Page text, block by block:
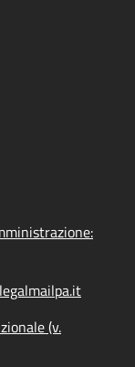
(v.